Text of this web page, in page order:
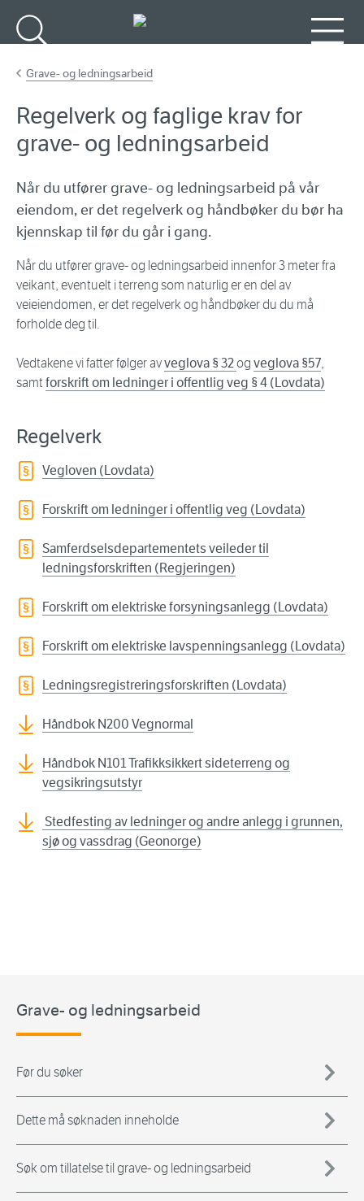
Grave- og ledningsarbeid
Regelverk og faglige krav for
grave- og ledningsarbeid
Når du utfører grave- og ledningsarbeid på vår
eiendom, er det regelverk og håndbøker du bør ha
kjennskap til før du går i gang.
Når du utfører grave- og ledningsarbeid innenfor 3 meter fra
veikant, eventuelt i terreng som naturlig er en del av
veieiendomen, er det regelverk og håndbøker du du må
forholde deg til.
Vedtakene vi fatter følger avveglova § 32og veglova §57,
samtforskrift om ledninger i offentlig veg § 4 (Lovdata)
Regelverk
Vegloven (Lovdata)
Forskrift om ledninger i offentlig veg (Lovdata)
Samferdselsdepartementets veileder til
ledningsforskriften (Regjeringen)
Forskrift om elektriske forsyningsanlegg (Lovdata)
Forskrift om elektriske lavspenningsanlegg (Lovdata)
Ledningsregistreringsforskriften (Lovdata)
Håndbok N200 Vegnormal
Håndbok N101 Trafikksikkert sideterreng og
vegsikringsutstyr
Stedfesting av ledninger og andre anlegg i grunnen,
sjø og vassdrag (Geonorge)
Grave- og ledningsarbeid
Før du søker
Dette må søknaden inneholde
Søk om tillatelse til grave- og ledningsarbeid